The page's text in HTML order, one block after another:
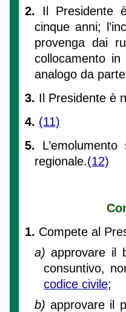
2. Il Presidente
cinque anni;
provenga dai
collocamento
analogo da
3. Il Presidente è
4. (11)
5.
regionale.(12)
1. Compete al
a)approvare il
consuntivo,
codice civile;
b)approvare il